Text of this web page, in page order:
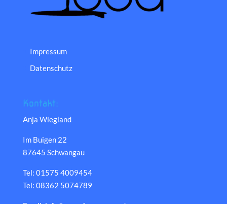
Impressum
Datenschutz
Kontakt:
Anja Wiegland
Im Buigen 22
87645 Schwangau
Tel: 01575 4009454
Tel: 08362 5074789